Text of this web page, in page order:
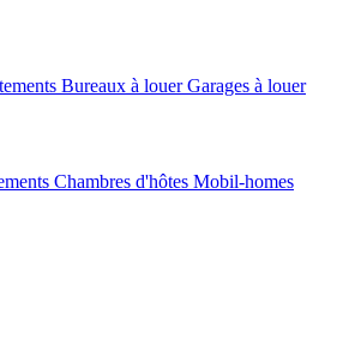
Bureaux à louer Garages à louer
Chambres d'hôtes Mobil-homes